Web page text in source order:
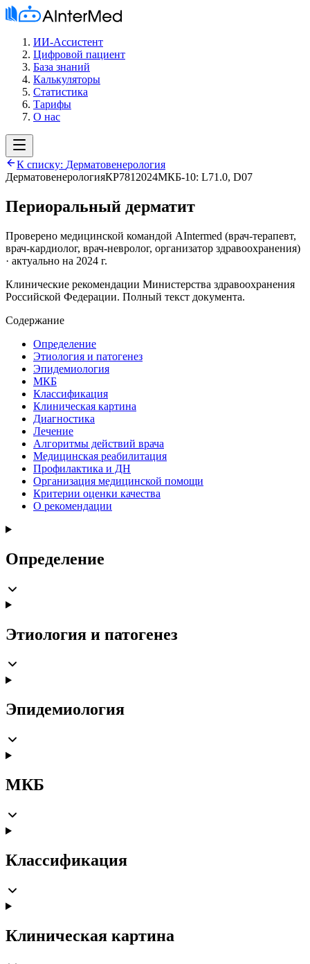
ИИ-Ассистент
Цифровой пациент
База знаний
Калькуляторы
Статистика
Тарифы
О нас
К списку: Дерматовенерология
ДерматовенерологияКР781 2024МКБ-10: L71.0, D07
Периоральный дерматит
Проверено медицинской командой AIntermed (врач-терапевт,
врач-кардиолог, врач-невролог, организатор здравоохранения)
· актуально на 2024 г.
Клинические рекомендации Министерства здравоохранения
Российской Федерации. Полный текст документа.
Содержание
Определение
Этиология и патогенез
Эпидемиология
МКБ
Классификация
Клиническая картина
Диагностика
Лечение
Алгоритмы действий врача
Медицинская реабилитация
Профилактика и ДН
Организация медицинской помощи
Критерии оценки качества
О рекомендации
Определение
Этиология и патогенез
Эпидемиология
МКБ
Классификация
Клиническая картина